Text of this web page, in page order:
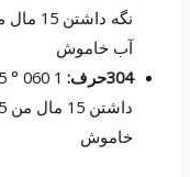
آب خاموش
304حرف:
خاموش